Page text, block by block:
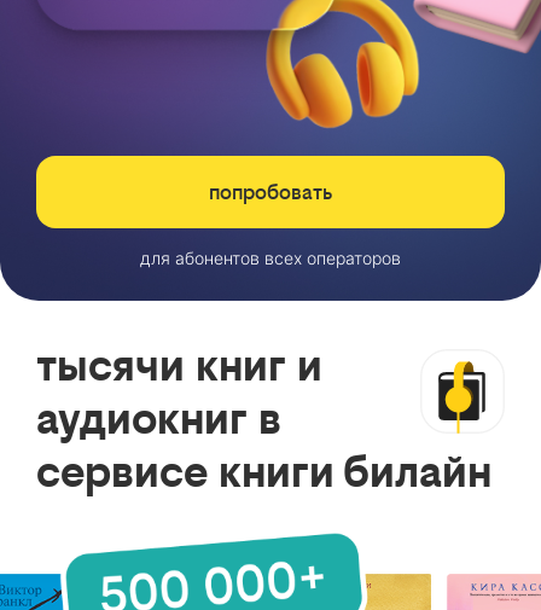
попробовать
для абонентов всех операторов
тысячи книг и
аудиокниг в
сервисе книги билайн